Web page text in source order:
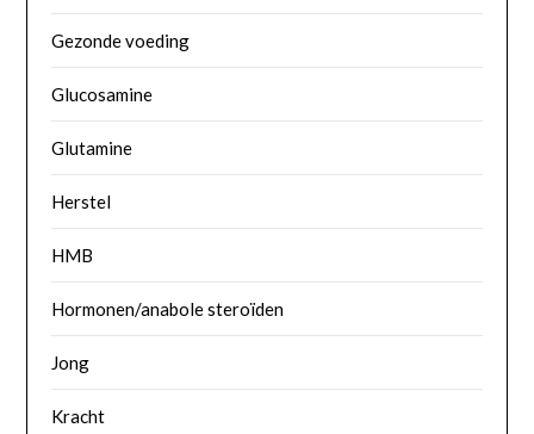
Gezonde voeding
Glucosamine
Glutamine
Herstel
HMB
Hormonen/anabole steroïden
Jong
Kracht